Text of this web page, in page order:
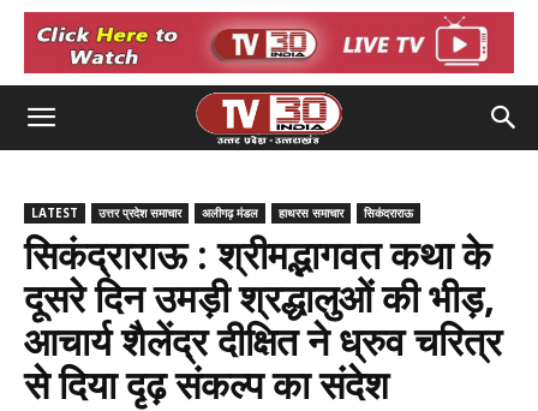
LATEST उत्तर प्रदेश समाचार अलीगढ़ मंडल हाथरस समाचार सिकंदराराऊ
सिकंद्राराऊ : श्रीमद्भागवत कथा के
दूसरे दिन उमड़ी श्रद्धालुओं की भीड़,
आचार्य शैलेंद्र दीक्षित ने ध्रुव चरित्र
से दिया दृढ़ संकल्प का संदेश